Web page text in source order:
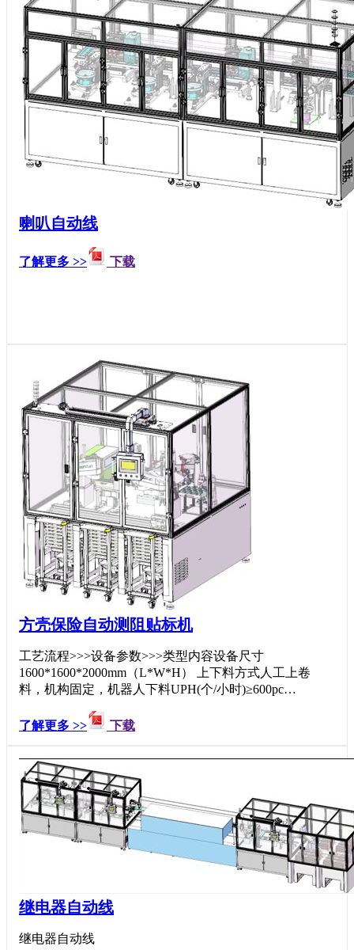
喇叭自动线
了解更多 >> 下载
方壳保险自动测阻贴标机
工艺流程>>>设备参数>>>类型内容设备尺寸
1600*1600*2000mm（L*W*H） 上下料方式人工上卷
料，机构固定，机器人下料UPH(个/小时)≥600pc…
了解更多 >> 下载
继电器自动线
继电器自动线